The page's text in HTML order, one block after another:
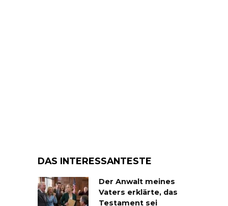
DAS INTERESSANTESTE
Der Anwalt meines
Vaters erklärte, das
Testament sei